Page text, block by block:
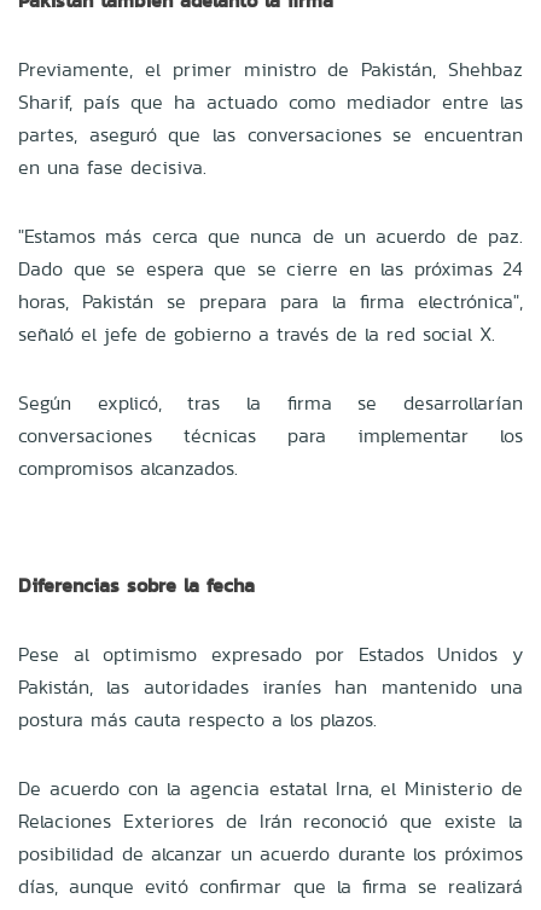
Previamente, el primer ministro de Pakistán, Shehbaz
Sharif, país que ha actuado como mediador entre las
partes, aseguró que las conversaciones se encuentran
en una fase decisiva.
"Estamos más cerca que nunca de un acuerdo de paz.
Dado que se espera que se cierre en las próximas 24
horas, Pakistán se prepara para la firma electrónica",
señaló el jefe de gobierno a través de la red social X.
Según explicó, tras la firma se desarrollarían
conversaciones técnicas para implementar los
compromisos alcanzados.
Diferencias sobre la fecha
Pese al optimismo expresado por Estados Unidos y
Pakistán, las autoridades iraníes han mantenido una
postura más cauta respecto a los plazos.
De acuerdo con la agencia estatal Irna, el Ministerio de
Relaciones Exteriores de Irán reconoció que existe la
posibilidad de alcanzar un acuerdo durante los próximos
días, aunque evitó confirmar que la firma se realizará